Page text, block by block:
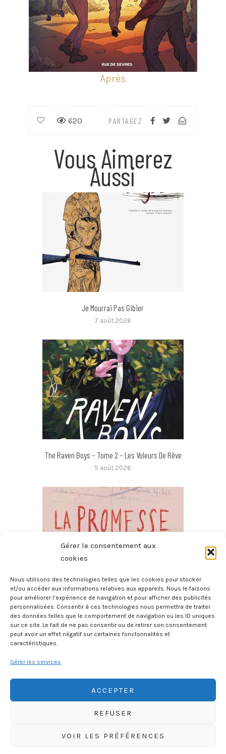
Gérer le consentement aux
cookies
Nous utilisons des technologies telles que les cookies pour stocker
et/ou accéder aux informations relatives aux appareils. Nous le faisons
pour améliorer l’expérience de navigation et pour afficher des publicités
personnalisées. Consentir à ces technologies nous permettra de traiter
des données telles que le comportement de navigation ou les ID uniques
sur ce site. Le fait de ne pas consentir ou de retirer son consentement
peut avoir un effet négatif sur certaines fonctonnalités et
caractéristiques.
Gérer les services
ACCEPTER
REFUSER
VOIR LES PRÉFÉRENCES
Après
PARTAGEZ
620
Vous Aimerez
Aussi
Je Mourrai Pas Gibier
7 août 2026
The Raven Boys – Tome 2 – Les Voleurs De Rêve
5 août 2026
La Promesse
4 août 2026
HISTOIRE, GÉOGRAPHIE, SCIENCES, LITTÉRATURE EN BD